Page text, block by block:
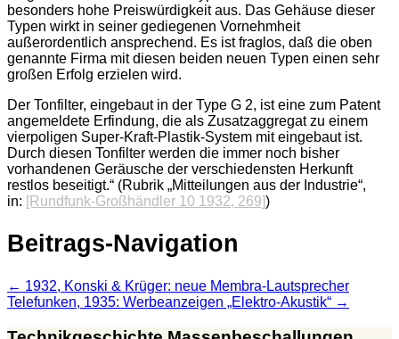
besonders hohe Preiswürdigkeit aus. Das Gehäuse dieser
Typen wirkt in seiner gediegenen Vornehmheit
außerordentlich ansprechend. Es ist fraglos, daß die oben
genannte Firma mit diesen beiden neuen Typen einen sehr
großen Erfolg erzielen wird.
Der Tonfilter, eingebaut in der Type G 2, ist eine zum Patent
angemeldete Erfindung, die als Zusatzaggregat zu einem
vierpoligen Super-Kraft-Plastik-System mit eingebaut ist.
Durch diesen Tonfilter werden die immer noch bisher
vorhandenen Geräusche der verschiedensten Herkunft
restlos beseitigt.“ (Rubrik „Mitteilungen aus der Industrie“,
in: [Rundfunk-Großhändler 10 1932, 269])
Beitrags-Navigation
← 1932, Konski & Krüger: neue Membra-Lautsprecher
Telefunken, 1935: Werbeanzeigen „Elektro-Akustik“ →